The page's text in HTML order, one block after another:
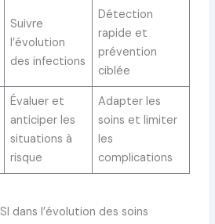
Suivre
l’évolution
des infections
Détection
rapide et
prévention
ciblée
Évaluer et
anticiper les
situations à
risque
Adapter les
soins et limiter
les
complications
dans l’évolution des soins